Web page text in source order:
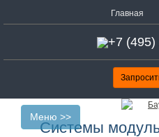
Главная
+7 (495)
Системы
Меню >>